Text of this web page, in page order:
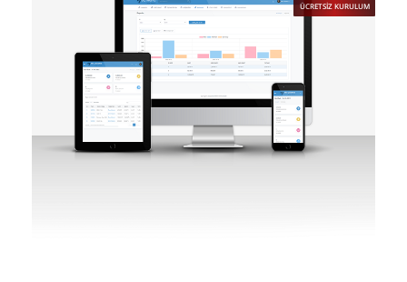
ÜCRETSİZ KURULUM